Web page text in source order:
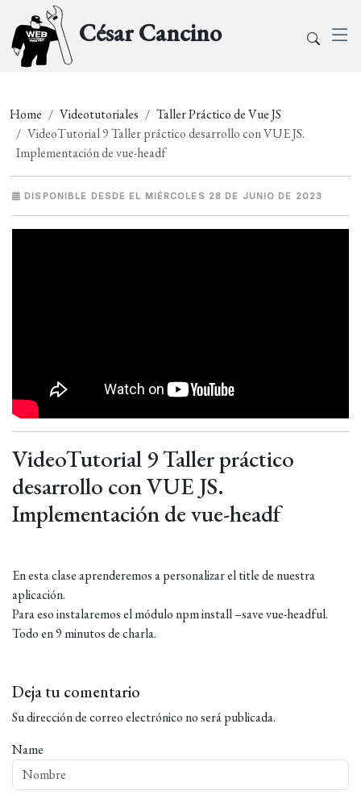
César Cancino
Home Videotutoriales
Taller Práctico de Vue JS
VideoTutorial 9 Taller práctico desarrollo con VUE JS.
Implementación de vue-headf
DISPONIBLE DESDE EL MIÉRCOLES 28 DE JUNIO DE 2023
VideoTutorial 9 Taller práctico
desarrollo con VUE JS.
Implementación de vue-headf
En esta clase aprenderemos a personalizar el title de nuestra
aplicación.
Para eso instalaremos el módulo npm install –save vue-headful.
Todo en 9 minutos de charla.
Deja tu comentario
Su dirección de correo electrónico no será publicada.
Name